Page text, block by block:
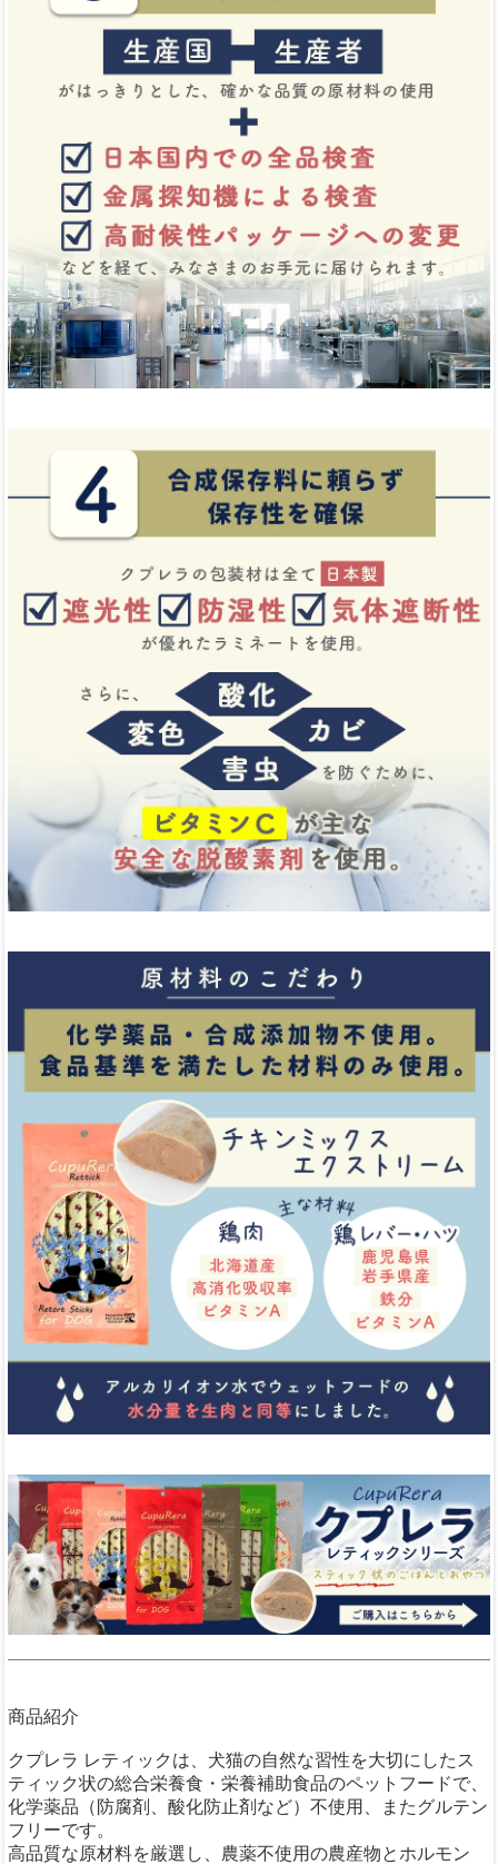
商品紹介
クプレラ レティックは、犬猫の自然な習性を大切にしたス
ティック状の総合栄養食・栄養補助食品のペットフードで、
化学薬品（防腐剤、酸化防止剤など）不使用、またグルテン
フリーです。
高品質な原材料を厳選し、農薬不使用の農産物とホルモン